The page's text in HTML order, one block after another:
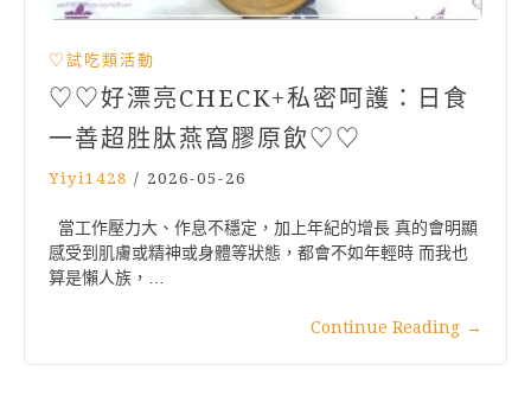
♡試吃類活動
♡♡好漂亮CHECK+私密呵護：日食
一善超胜肽燕窩膠原飲♡♡
Yiyi1428 / 2026-05-26
當工作壓力大、作息不穩定，加上年紀的增長 真的會明顯
感受到肌膚或精神或身體等狀態，都會不如年輕時 而我也
算是懶人族，…
Continue Reading →